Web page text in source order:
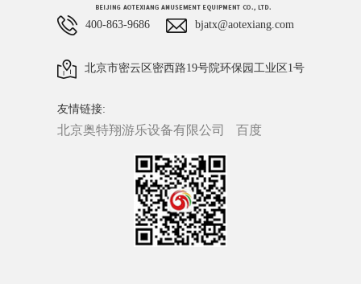
400-863-9686 bjatx@aotexiang.com
北京市密云区密西路19号院环保园工业区1号
友情链接:
北京奥特翔游乐设备有限公司 百度